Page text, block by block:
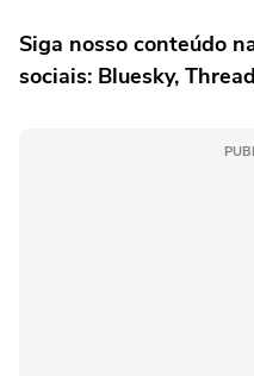
Siga nosso conteúdo
sociais: Bluesky,